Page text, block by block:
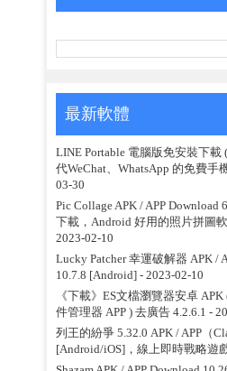
最新軟體
LINE Portable 電腦版免安裝下載
代WeChat、WhatsApp 的免費手
03-30
Pic Collage APK / APP Download
下載，Android 好用的照片拼圖
2023-02-10
Lucky Patcher 幸運破解器 APK /
10.7.8 [Android] - 2023-02-10
《下載》ES文檔瀏覽器安卓
件管理器 APP ) 去廣告 4.2.6.1 -
列王的紛爭 5.32.0 APK / APP（
[Android/iOS]，線上即時戰略遊